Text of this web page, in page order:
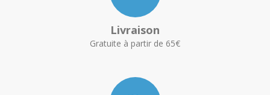
Livraison
Gratuite à partir de 65€